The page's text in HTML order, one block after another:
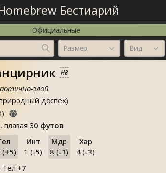
Бестиарий
Официальные
Размер Вид
HB
злой
доспех)
)
, плавая 30 футов
(+5)
Инт
1 (-5)
Мдр
8 (-1 )
Хар
4 (-3)
Тел +7